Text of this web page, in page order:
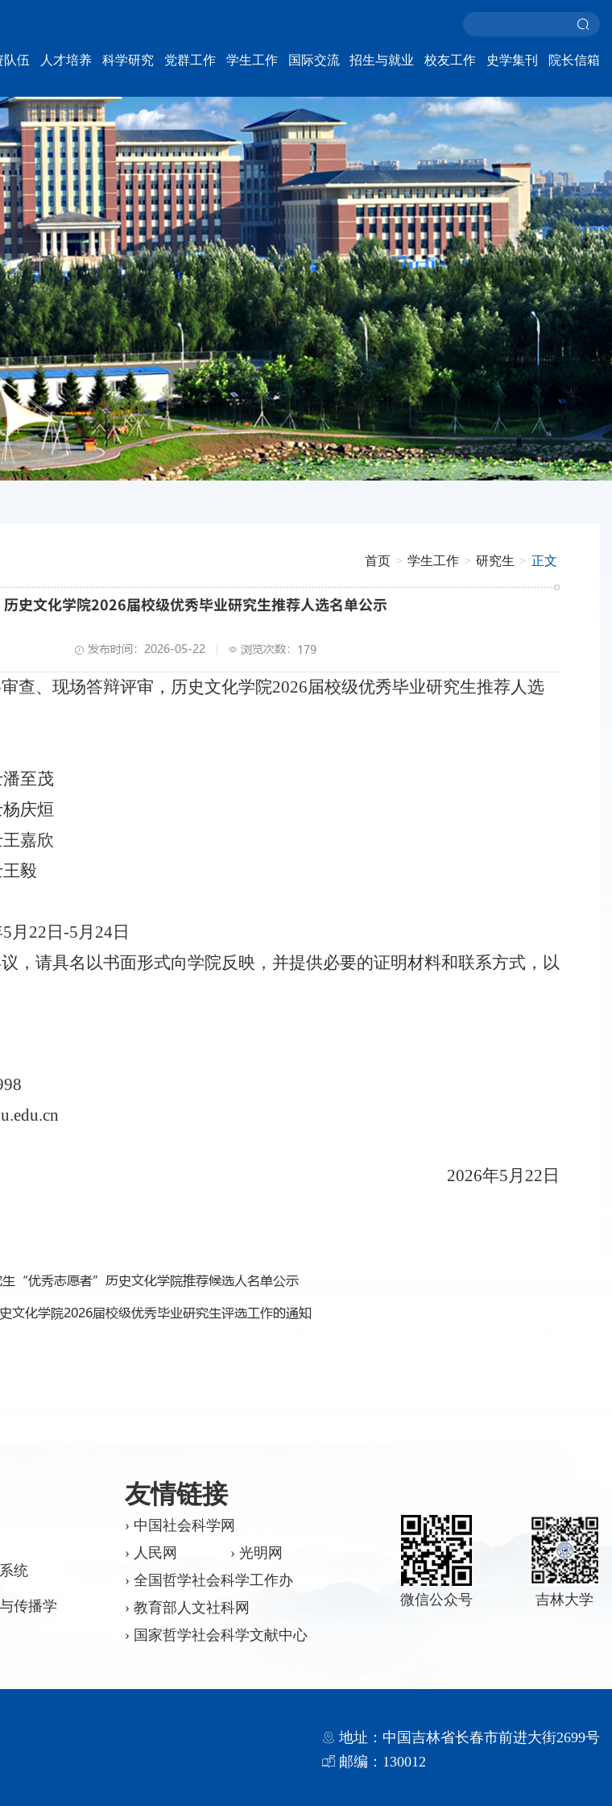
队伍 人才培养 科学研究 党群工作 学生工作 国际交流 招生与就业 校友工作 史学集刊 院长信箱
首页 > 学生工作 > 研究生 > 正文
历史文化学院2026届校级优秀毕业研究生推荐人选名单公示
发布时间：2026-05-22 浏览次数： 179
查、现场答辩评审，历史文化学院2026届校级优秀毕业研究生推荐人选
至茂
庆烜
嘉欣
毅
月 22 日 -5月24日
，请具名以书面形式向学院反映，并提供必要的证明材料和联系方式，以
2026年5月22 日
“优秀志愿者”历史文化学院推荐候选人名单公示
文化学院2026届校级优秀毕业研究生评选工作的通知
统
传播学
友情链接
› 中国社会科学网
› 人民网
› 光明网
› 全国哲学社会科学工作办
› 教育部人文社科网
› 国家哲学社会科学文献中心
微信公众号 吉林大学
地址：中国吉林省长春市前进大街2699号
邮编：130012